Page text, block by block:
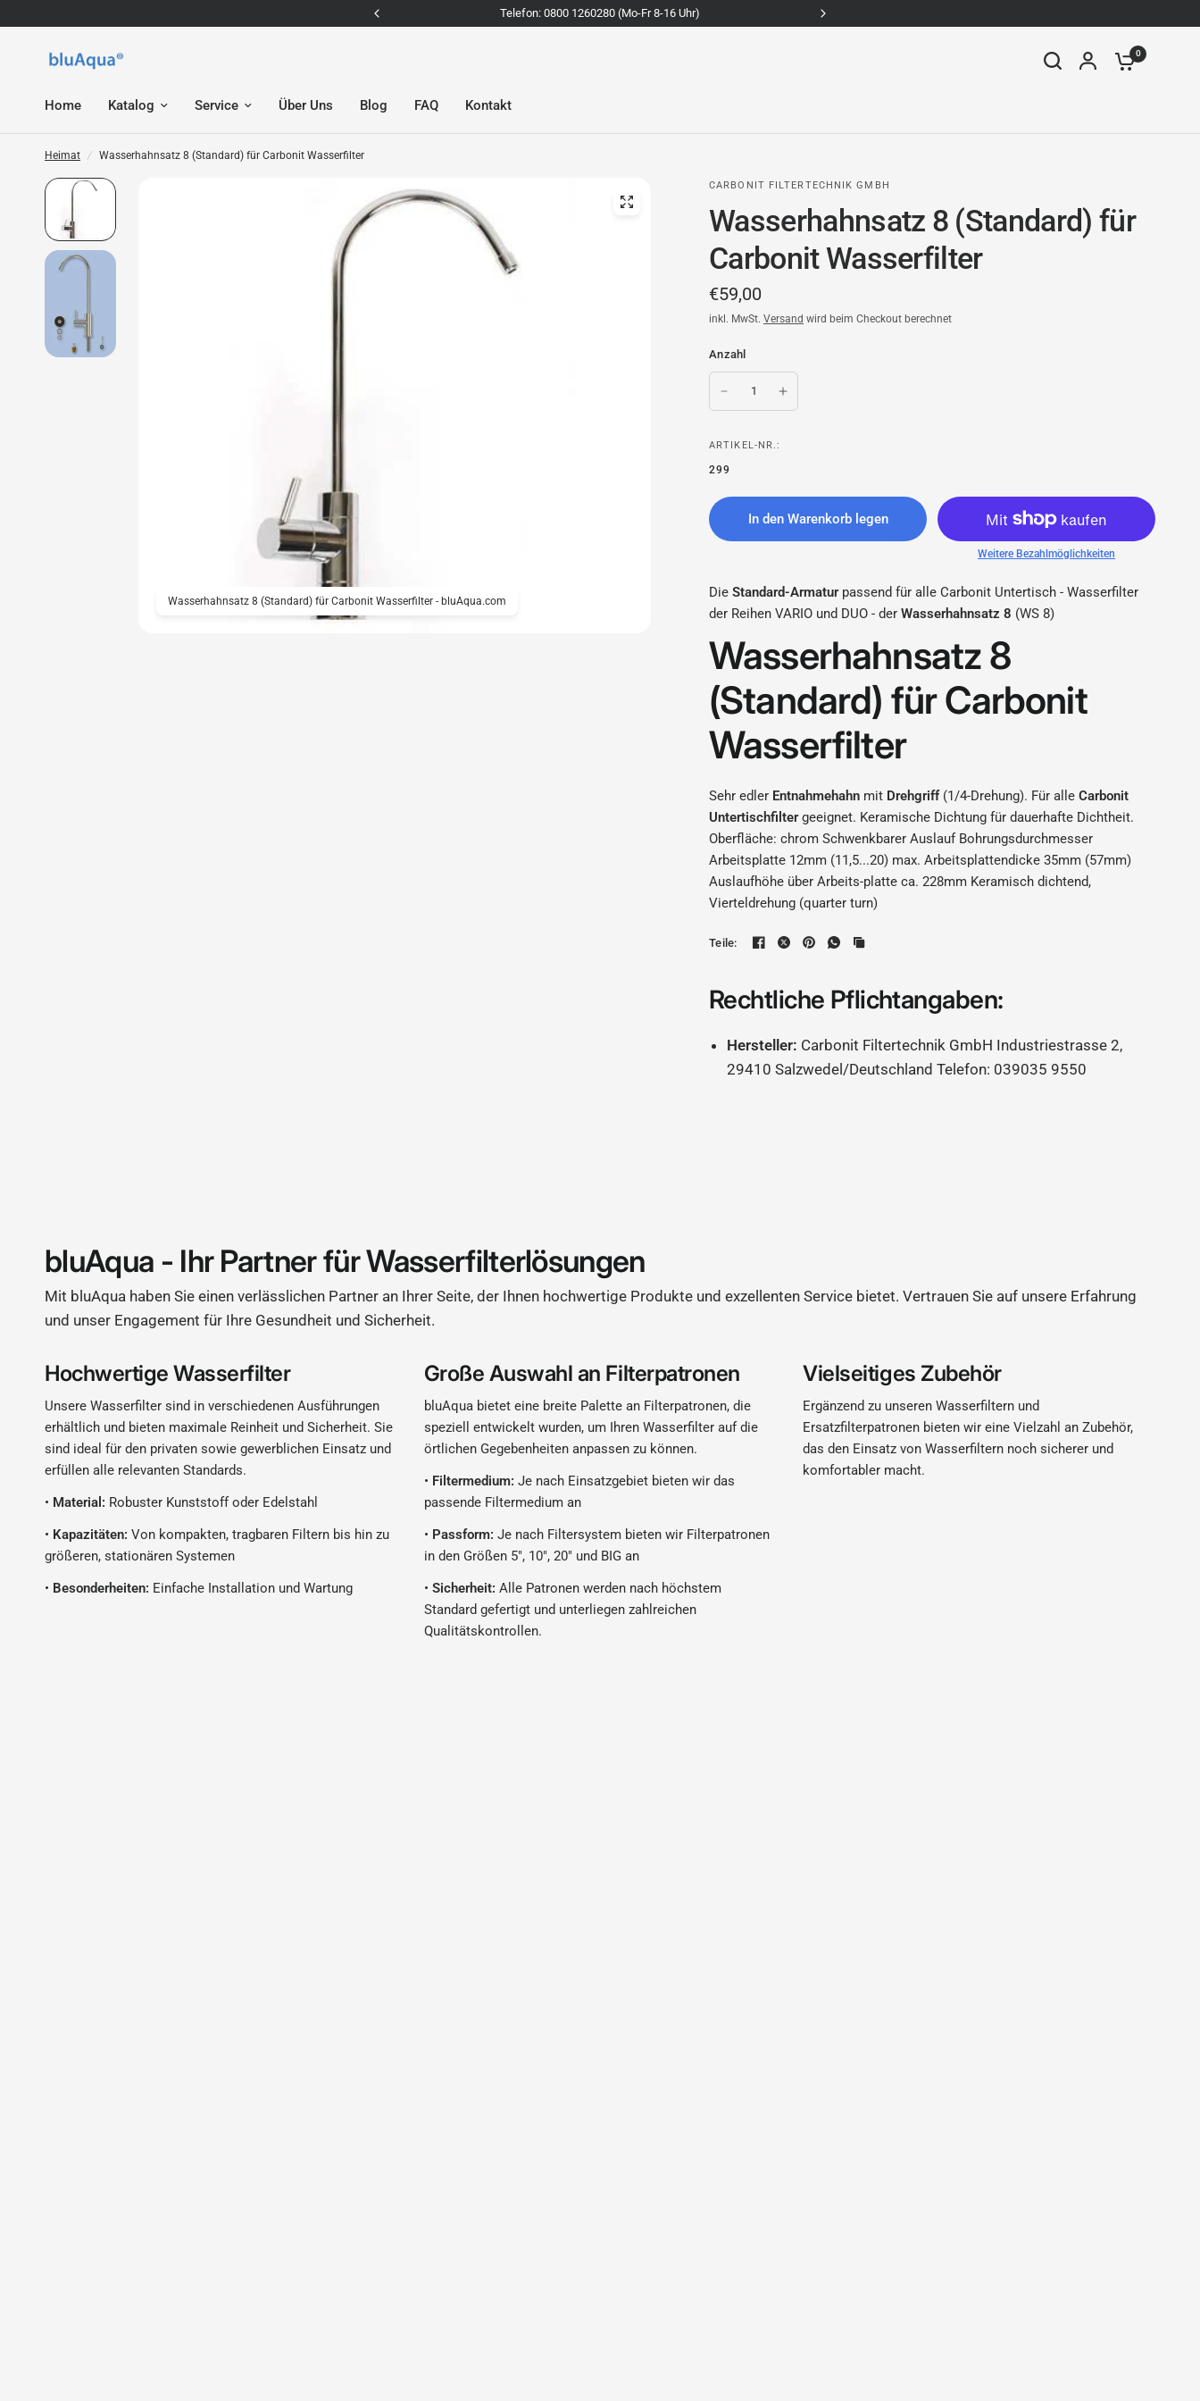
Telefon: 0800 1260280 (Mo-Fr 8-16 Uhr)
0
Home Katalog Service Über Uns Blog FAQ Kontakt
Heimat / Wasserhahnsatz 8 (Standard) für Carbonit Wasserfilter
Wasserhahnsatz 8 (Standard) für Carbonit Wasserfilter - bluAqua.com
CARBONIT FILTERTECHNIK GMBH
Wasserhahnsatz 8 (Standard) für
Carbonit Wasserfilter
€59,00
inkl. MwSt. Versand wird beim Checkout berechnet
Anzahl
ARTIKEL-NR.:
299
In den Warenkorb legen
Weitere Bezahlmöglichkeiten
DieStandard-Armaturpassend für alle Carbonit Untertisch - Wasserfilter
der Reihen VARIO und DUO - derWasserhahnsatz 8 (WS 8)
Wasserhahnsatz 8
(Standard) für Carbonit
Wasserfilter
Sehr edler Entnahmehahn mit Drehgriff (1/4-Drehung). Für alleCarbonit
Untertischfiltergeeignet. Keramische Dichtung für dauerhafte Dichtheit.
Oberfläche: chrom Schwenkbarer Auslauf Bohrungsdurchmesser
Arbeitsplatte 12mm (11,5...20) max. Arbeitsplattendicke 35mm (57mm)
Auslaufhöhe über Arbeits-platte ca. 228mm Keramisch dichtend,
Vierteldrehung (quarter turn)
Teile:
Rechtliche Pflichtangaben:
Hersteller: Carbonit Filtertechnik GmbH Industriestrasse 2,
29410 Salzwedel/Deutschland Telefon: 039035 9550
bluAqua - Ihr Partner für Wasserfilterlösungen
Mit bluAqua haben Sie einen verlässlichen Partner an Ihrer Seite, der Ihnen hochwertige Produkte und exzellenten Service bietet. Vertrauen Sie auf unsere Erfahrung
und unser Engagement für Ihre Gesundheit und Sicherheit.
Hochwertige Wasserfilter
Unsere Wasserfilter sind in verschiedenen Ausführungen
erhältlich und bieten maximale Reinheit und Sicherheit. Sie
sind ideal für den privaten sowie gewerblichen Einsatz und
erfüllen alle relevanten Standards.
• Material: Robuster Kunststoff oder Edelstahl
• Kapazitäten: Von kompakten, tragbaren Filtern bis hin zu
größeren, stationären Systemen
• Besonderheiten: Einfache Installation und Wartung
Große Auswahl an Filterpatronen
bluAqua bietet eine breite Palette an Filterpatronen, die
speziell entwickelt wurden, um Ihren Wasserfilter auf die
örtlichen Gegebenheiten anpassen zu können.
• Filtermedium: Je nach Einsatzgebiet bieten wir das
passende Filtermedium an
• Passform: Je nach Filtersystem bieten wir Filterpatronen
in den Größen 5", 10", 20" und BIG an
• Sicherheit: Alle Patronen werden nach höchstem
Standard gefertigt und unterliegen zahlreichen
Qualitätskontrollen.
Vielseitiges Zubehör
Ergänzend zu unseren Wasserfiltern und
Ersatzfilterpatronen bieten wir eine Vielzahl an Zubehör,
das den Einsatz von Wasserfiltern noch sicherer und
komfortabler macht.